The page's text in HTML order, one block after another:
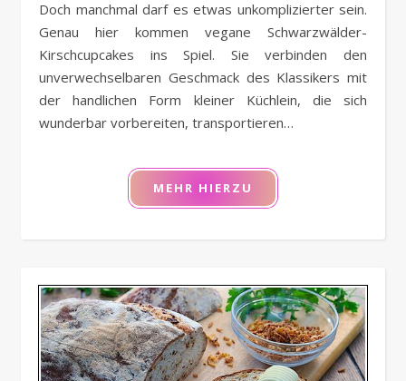
Doch manchmal darf es etwas unkomplizierter sein.
Genau hier kommen vegane Schwarzwälder-
Kirschcupcakes ins Spiel. Sie verbinden den
unverwechselbaren Geschmack des Klassikers mit
der handlichen Form kleiner Küchlein, die sich
wunderbar vorbereiten, transportieren…
MEHR HIERZU